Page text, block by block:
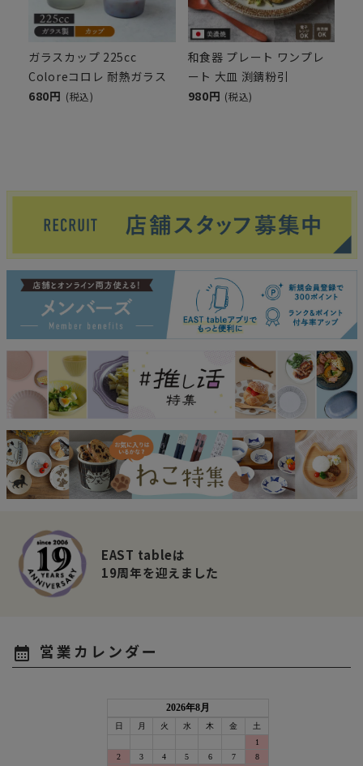
ガラスカップ 225cc
Coloreコロレ 耐熱ガラス
680円 (税込)
和食器 プレート ワンプレ
ート 大皿 渕錆粉引
980円 (税込)
EAST tableは
19周年を迎えました
calendar_month 営業カレンダー